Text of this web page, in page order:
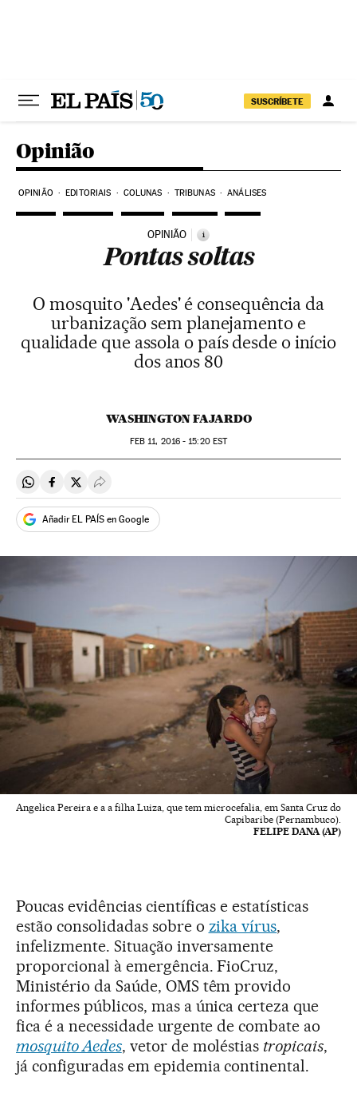
SUSCRÍBETE
Opinião
OPINIÃO EDITORIAIS COLUNAS TRIBUNAS ANÁLISES
OPINIÃO i
Pontas soltas
O mosquito 'Aedes' é consequência da
urbanização sem planejamento e
qualidade que assola o país desde o início
dos anos 80
WASHINGTON FAJARDO
FEB 11, 2016 - 15:20EST
Compartir en Whatsapp
Compartir en Facebook
Compartir en Twitter
Desplegar Redes Sociales
Añadir EL PAÍS en Google
Angelica Pereira e a a filha Luiza, que tem microcefalia, em Santa Cruz do
Capibaribe (Pernambuco).
FELIPE DANA (AP)
Poucas evidências científicas e estatísticas
estão consolidadas sobre o zika vírus,
infelizmente. Situação inversamente
proporcional à emergência. FioCruz,
Ministério da Saúde, OMS têm provido
informes públicos, mas a única certeza que
fica é a necessidade urgente de combate ao
mosquito Aedes, vetor de moléstias tropicais,
já configuradas em epidemia continental.